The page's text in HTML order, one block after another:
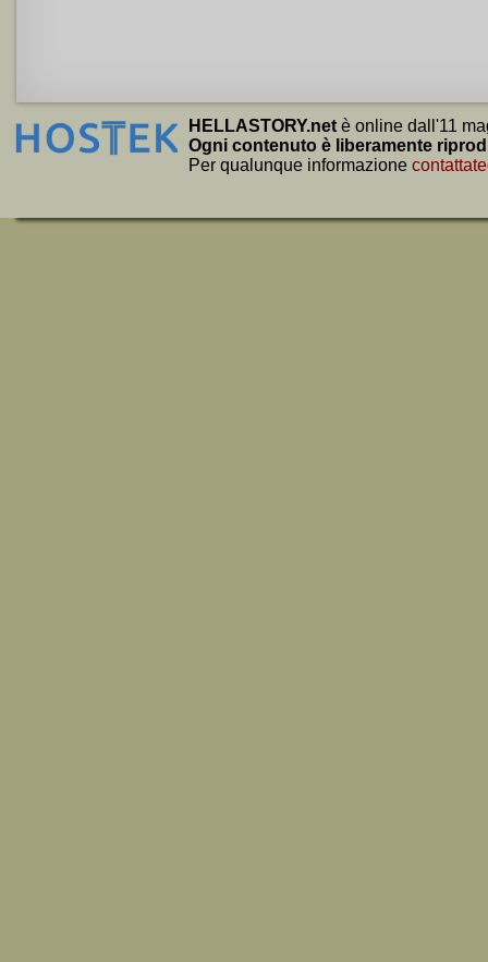
HELLASTORY.net è online dall'11
Ogni contenuto è liberamente
Per qualunque informazione